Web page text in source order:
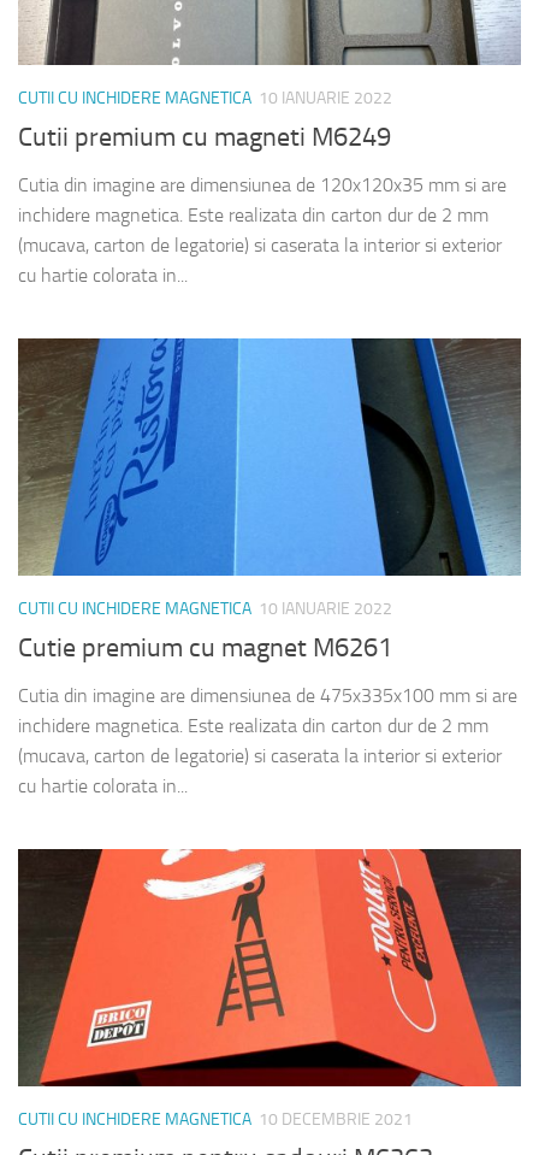
CUTII CU INCHIDERE MAGNETICA 10 IANUARIE 2022
Cutii premium cu magneti M6249
Cutia din imagine are dimensiunea de 120x120x35 mm si are
inchidere magnetica. Este realizata din carton dur de 2 mm
(mucava, carton de legatorie) si caserata la interior si exterior
cu hartie colorata in...
CUTII CU INCHIDERE MAGNETICA 10 IANUARIE 2022
Cutie premium cu magnet M6261
Cutia din imagine are dimensiunea de 475x335x100 mm si are
inchidere magnetica. Este realizata din carton dur de 2 mm
(mucava, carton de legatorie) si caserata la interior si exterior
cu hartie colorata in...
CUTII CU INCHIDERE MAGNETICA 10 DECEMBRIE 2021